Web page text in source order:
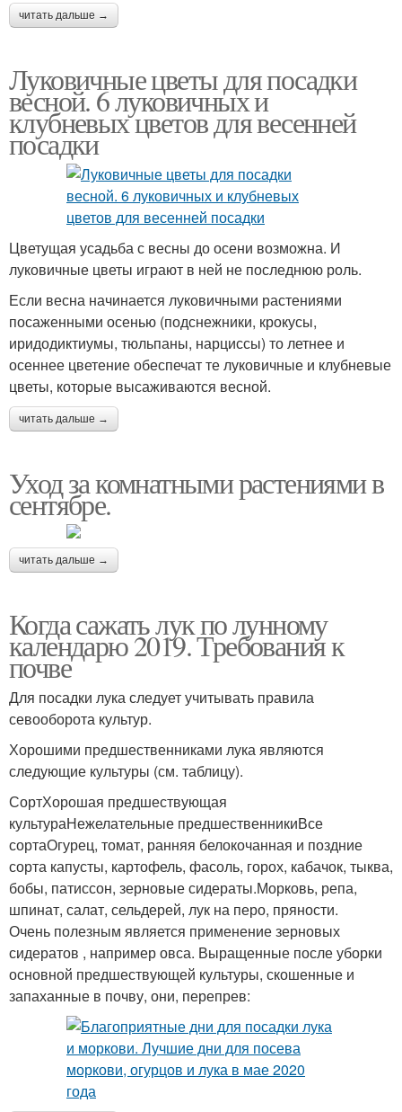
читать дальше →
Луковичные цветы для посадки
весной. 6 луковичных и
клубневых цветов для весенней
посадки
Цветущая усадьба с весны до осени возможна. И
луковичные цветы играют в ней не последнюю роль.
Если весна начинается луковичными растениями
посаженными осенью (подснежники, крокусы,
иридодиктиумы, тюльпаны, нарциссы) то летнее и
осеннее цветение обеспечат те луковичные и клубневые
цветы, которые высаживаются весной.
читать дальше →
Уход за комнатными растениями в
сентябре.
читать дальше →
Когда сажать лук по лунному
календарю 2019. Требования к
почве
Для посадки лука следует учитывать правила
севооборота культур.
Хорошими предшественниками лука являются
следующие культуры (см. таблицу).
СортХорошая предшествующая
культураНежелательные предшественникиВсе
сортаОгурец, томат, ранняя белокочанная и поздние
сорта капусты, картофель, фасоль, горох, кабачок, тыква,
бобы, патиссон, зерновые сидераты.Морковь, репа,
шпинат, салат, сельдерей, лук на перо, пряности.
Очень полезным является применение зерновых
сидератов , например овса. Выращенные после уборки
основной предшествующей культуры, скошенные и
запаханные в почву, они, перепрев: